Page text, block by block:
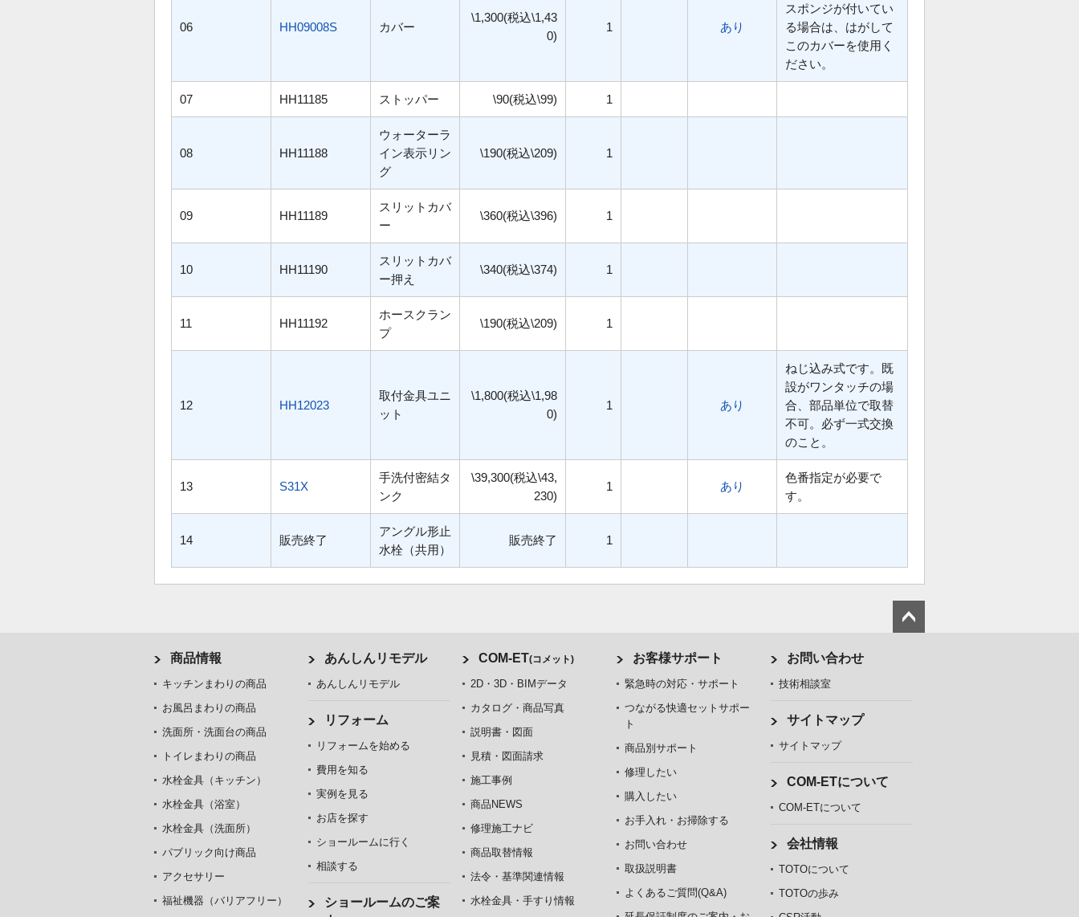
06 HH09008S カバー
\1,300(税込\1,43
0)
1 あり
スポンジが付いてい
る場合は、はがして
このカバーを使用く
ださい。
07 HH11185 ストッパー \90(税込\99) 1
08 HH11188
ウォーターラ
イン表示リン
グ
\190(税込\209) 1
09 HH11189
スリットカバ
ー
\360(税込\396) 1
10 HH11190
スリットカバ
ー押え
\340(税込\374) 1
11 HH11192
ホースクラン
プ
\190(税込\209) 1
12 HH12023
取付金具ユニ
ット
\1,800(税込\1,98
0)
1 あり
ねじ込み式です。既
設がワンタッチの場
合、部品単位で取替
不可。必ず一式交換
のこと。
13 S31X
手洗付密結タ
ンク
\39,300(税込\43,
230)
1 あり
色番指定が必要で
す。
14 販売終了
アングル形止
水栓（共用）
販売終了 1
商品情報
キッチンまわりの商品
お風呂まわりの商品
洗面所・洗面台の商品
トイレまわりの商品
水栓金具（キッチン）
水栓金具（浴室）
水栓金具（洗面所）
パブリック向け商品
アクセサリー
福祉機器（バリアフリー）
あんしんリモデル
あんしんリモデル
リフォーム
リフォームを始める
費用を知る
実例を見る
お店を探す
ショールームに行く
相談する
ショールームのご案
COM-ET(コメット)
2D・3D・BIMデータ
カタログ・商品写真
説明書・図面
見積・図面請求
施工事例
商品NEWS
修理施工ナビ
商品取替情報
法令・基準関連情報
水栓金具・手すり情報
お客様サポート
緊急時の対応・サポート
つながる快適セットサポー
ト
商品別サポート
修理したい
購入したい
お手入れ・お掃除する
お問い合わせ
取扱説明書
よくあるご質問(Q&A)
お問い合わせ
技術相談室
サイトマップ
サイトマップ
COM-ETについて
COM-ETについて
会社情報
TOTOについて
TOTOの歩み